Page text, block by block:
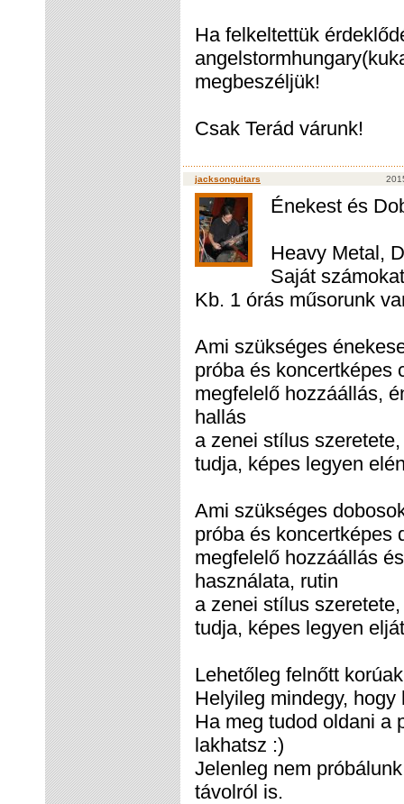
Ha felkeltettük
megbeszéljük!
Csak Terád várunk!
jacksonguitars
Énekest és
Heavy Metal,
Saját
Kb. 1 órás műsorunk
Ami szükséges
próba és koncertképes
megfelelő hozzáállás,
hallás
a zenei stílus
tudja, képes legyen
Ami szükséges
próba és koncertképes
megfelelő hozzáállás
használata, rutin
a zenei stílus
tudja, képes legyen
Lehetőleg felnőtt
Helyileg mindegy,
Ha meg tudod oldani a
lakhatsz :)
Jelenleg nem
távolról is.